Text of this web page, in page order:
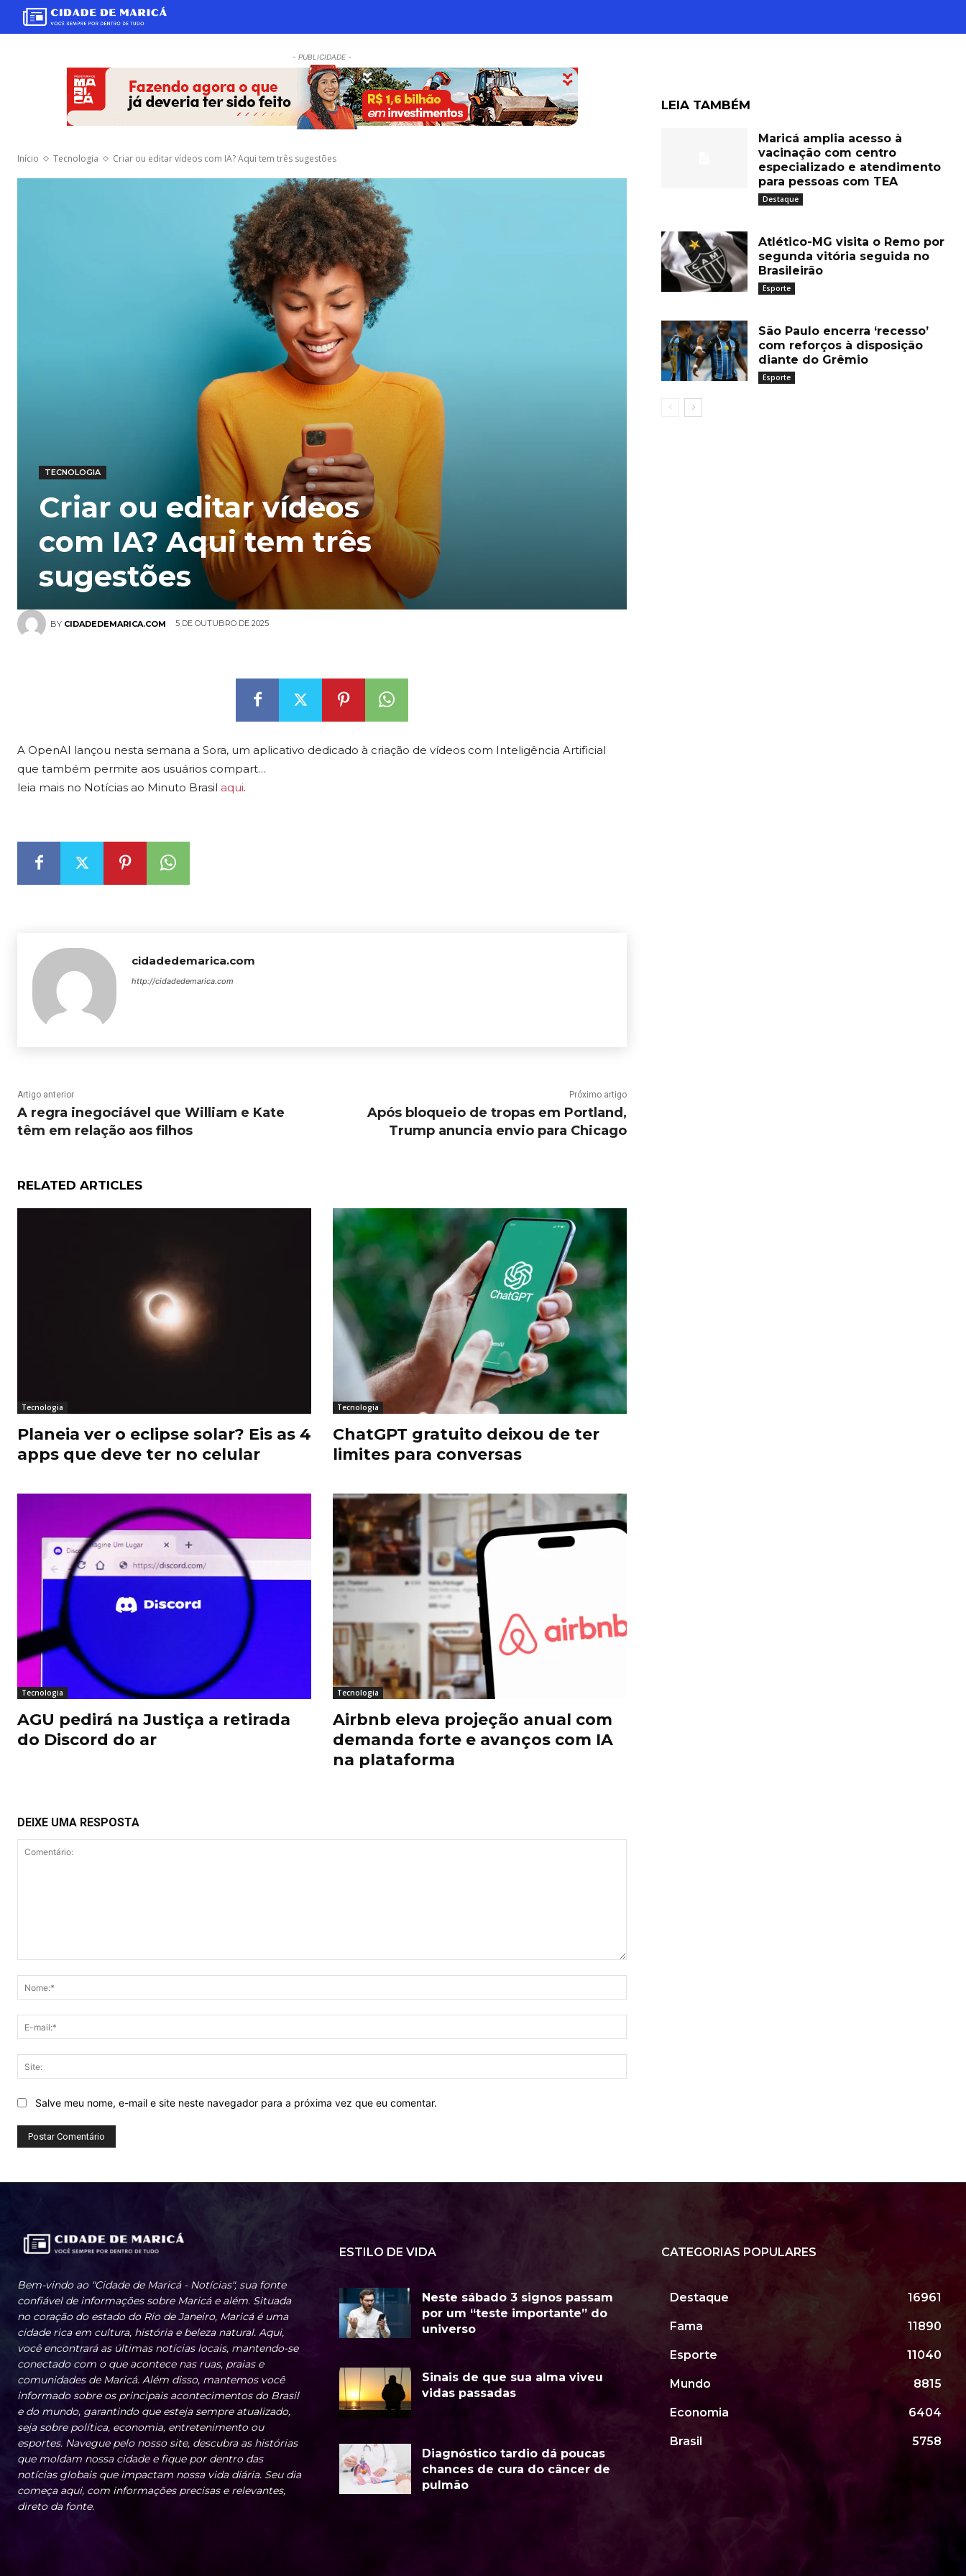
- PUBLICIDADE -
Início Tecnologia Criar ou editar vídeos com IA? Aqui tem três sugestões
BY CIDADEDEMARICA.COM 5 DE OUTUBRO DE 2025
TECNOLOGIA
Criar ou editar vídeos
com IA? Aqui tem três
sugestões
LEIA TAMBÉM
Maricá amplia acesso à
vacinação com centro
especializado e atendimento
para pessoas com TEA
Destaque
Atlético-MG visita o Remo por
segunda vitória seguida no
Brasileirão
Esporte
São Paulo encerra ‘recesso’
com reforços à disposição
diante do Grêmio
Esporte
A OpenAI lançou nesta semana a Sora, um aplicativo dedicado à criação de vídeos com Inteligência Artificial
que também permite aos usuários compart…
leia mais no Notícias ao Minuto Brasil aqui.
cidadedemarica.com
http://cidadedemarica.com
Artigo anterior
A regra inegociável que William e Kate
têm em relação aos filhos
Próximo artigo
Após bloqueio de tropas em Portland,
Trump anuncia envio para Chicago
RELATED ARTICLES
Tecnologia
Planeia ver o eclipse solar? Eis as 4
apps que deve ter no celular
Tecnologia
ChatGPT gratuito deixou de ter
limites para conversas
Tecnologia
AGU pedirá na Justiça a retirada
do Discord do ar
Tecnologia
Airbnb eleva projeção anual com
demanda forte e avanços com IA
na plataforma
DEIXE UMA RESPOSTA
mail:*
Salve meu nome, e-mail e site neste navegador para a próxima vez que eu comentar.
Bem-vindo ao "Cidade de Maricá - Notícias", sua fonte
confiável de informações sobre Maricá e além. Situada
no coração do estado do Rio de Janeiro, Maricá é uma
cidade rica em cultura, história e beleza natural. Aqui,
você encontrará as últimas notícias locais, mantendo-se
conectado com o que acontece nas ruas, praias e
comunidades de Maricá. Além disso, mantemos você
informado sobre os principais acontecimentos do Brasil
e do mundo, garantindo que esteja sempre atualizado,
seja sobre política, economia, entretenimento ou
esportes. Navegue pelo nosso site, descubra as histórias
que moldam nossa cidade e fique por dentro das
notícias globais que impactam nossa vida diária. Seu dia
começa aqui, com informações precisas e relevantes,
direto da fonte.
ESTILO DE VIDA
Neste sábado 3 signos passam
por um “teste importante” do
universo
Sinais de que sua alma viveu
vidas passadas
Diagnóstico tardio dá poucas
chances de cura do câncer de
pulmão
CATEGORIAS POPULARES
Destaque 16961
Fama 11890
Esporte 11040
Mundo 8815
Economia 6404
Brasil 5758